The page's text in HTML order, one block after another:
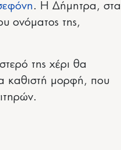
. Η Δήμητρα, στα
ονόματος της,
της χέρι θα
καθιστή μορφή, που